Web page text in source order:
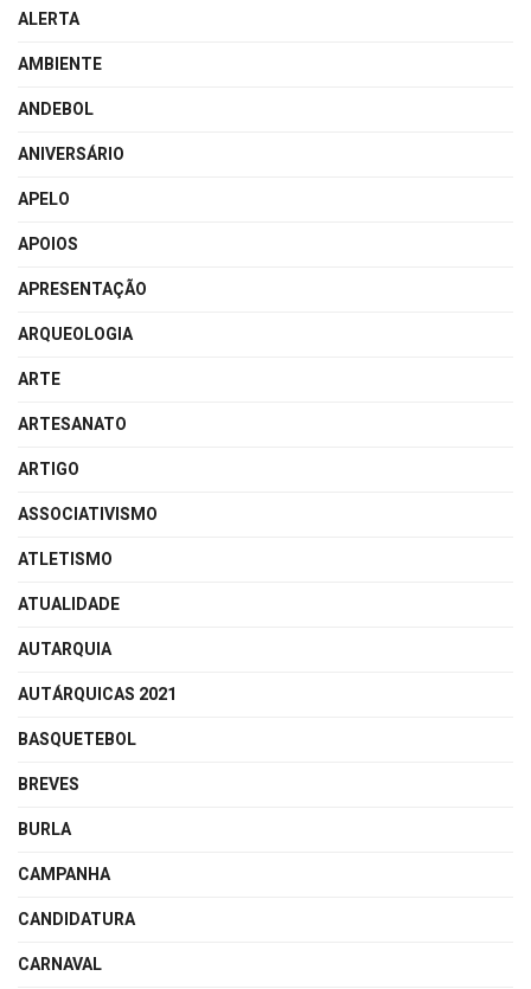
ALERTA
AMBIENTE
ANDEBOL
ANIVERSÁRIO
APELO
APOIOS
APRESENTAÇÃO
ARQUEOLOGIA
ARTE
ARTESANATO
ARTIGO
ASSOCIATIVISMO
ATLETISMO
ATUALIDADE
AUTARQUIA
AUTÁRQUICAS 2021
BASQUETEBOL
BREVES
BURLA
CAMPANHA
CANDIDATURA
CARNAVAL